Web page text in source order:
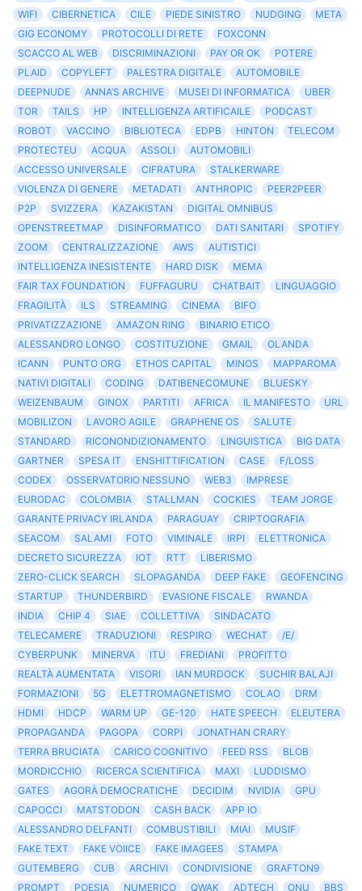
WIFI
CIBERNETICA CILE PIEDE SINISTRO NUDGING
META
GIG ECONOMY
PROTOCOLLI DI RETE
FOXCONN
SCACCO AL WEB
DISCRIMINAZIONI PAY OR OK
POTERE
PLAID
COPYLEFT PALESTRA DIGITALE
AUTOMOBILE
DEEPNUDE
ANNA’S ARCHIVE MUSEI DI INFORMATICA
UBER
TOR
TAILS HP INTELLIGENZA ARTIFICAILE
PODCAST
ROBOT
VACCINO BIBLIOTECA EDPB HINTON
TELECOM
PROTECTEU
ACQUA ASSOLI
AUTOMOBILI
ACCESSO UNIVERSALE
CIFRATURA
STALKERWARE
VIOLENZA DI GENERE
METADATI ANTHROPIC
PEER2PEER
P2P
SVIZZERA KAZAKISTAN
DIGITAL OMNIBUS
OPENSTREETMAP
DISINFORMATICO DATI SANITARI
SPOTIFY
ZOOM
CENTRALIZZAZIONE AWS
AUTISTICI
INTELLIGENZA INESISTENTE
HARD DISK
MEMA
FAIR TAX FOUNDATION
FUFFAGURU CHATBAIT
LINGUAGGIO
FRAGILITÀ
ILS STREAMING CINEMA
BIFO
PRIVATIZZAZIONE
AMAZON RING
BINARIO ETICO
ALESSANDRO LONGO
COSTITUZIONE GMAIL
OLANDA
ICANN
PUNTO ORG ETHOS CAPITAL MINOS
MAPPAROMA
NATIVI DIGITALI
CODING DATIBENECOMUNE
BLUESKY
WEIZENBAUM
GINOX PARTITI AFRICA IL MANIFESTO
URL
MOBILIZON
LAVORO AGILE GRAPHENE OS
SALUTE
STANDARD
RICONONDIZIONAMENTO LINGUISTICA
BIG DATA
GARTNER
SPESA IT ENSHITTIFICATION CASE
F/LOSS
CODEX
OSSERVATORIO NESSUNO WEB3
IMPRESE
EURODAC
COLOMBIA STALLMAN COCKIES
TEAM JORGE
GARANTE PRIVACY IRLANDA
PARAGUAY
CRIPTOGRAFIA
SEACOM
SALAMI FOTO VIMINALE IRPI
ELETTRONICA
DECRETO SICUREZZA
IOT RTT
LIBERISMO
ZERO-CLICK SEARCH
SLOPAGANDA DEEP FAKE
GEOFENCING
STARTUP
THUNDERBIRD EVASIONE FISCALE
RWANDA
INDIA
CHIP 4 SIAE COLLETTIVA
SINDACATO
TELECAMERE
TRADUZIONI RESPIRO WECHAT
/E/
CYBERPUNK
MINERVA ITU FREDIANI
PROFITTO
REALTÀ AUMENTATA
VISORI IAN MURDOCK
SUCHIR BALAJI
FORMAZIONI
5G ELETTROMAGNETISMO COLAO
DRM
HDMI
HDCP WARM UP GE-120 HATE SPEECH
ELEUTERA
PROPAGANDA
PAGOPA CORPI
JONATHAN CRARY
TERRA BRUCIATA
CARICO COGNITIVO FEED RSS
BLOB
MORDICCHIO
RICERCA SCIENTIFICA MAXI
LUDDISMO
GATES
AGORÀ DEMOCRATICHE DECIDIM NVIDIA
GPU
CAPOCCI
MATSTODON CASH BACK
APP IO
ALESSANDRO DELFANTI
COMBUSTIBILI MIAI
MUSIF
FAKE TEXT
FAKE VOIICE FAKE IMAGEES
STAMPA
GUTEMBERG
CUB ARCHIVI CONDIVISIONE
GRAFTON9
PROMPT
POESIA NUMERICO QWAK ADTECH ONU BBS